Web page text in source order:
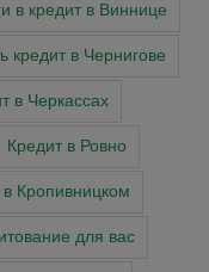
в кредит в Виннице
кредит в Чернигове
в Черкассах
Кредит в Ровно
в Кропивницком
для вас